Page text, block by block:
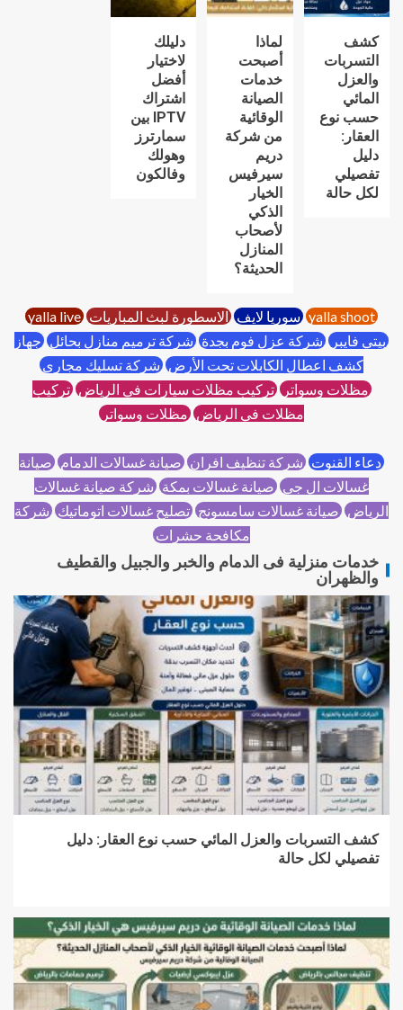
كشف
التسربات
والعزل
المائي
حسب نوع
العقار:
دليل
تفصيلي
لكل حالة
لماذا
أصبحت
خدمات
الصيانة
الوقائية
من شركة
دريم
سيرفيس
الخيار
الذكي
لأصحاب
المنازل
الحديثة؟
دليلك
لاختيار
أفضل
اشتراك
IPTV بين
سمارترز
وهولك
وفالكون
yalla shoot سوريا لايفالاسطورة لبث المبارياتyalla live
بيتي فايبرشركة عزل فوم بجدةشركة ترميم منازل بحائلجهاز
كشف اعطال الكابلات تحت الأرضشركة تسليك مجاري
مظلات وسواترتركيب مظلات سيارات في الرياضتركيب
مظلات في الرياضمظلات وسواتر
دعاء القنوتشركة تنظيف افرانصيانة غسالات الدمامصيانة
غسالات ال جيصيانة غسالات بمكةشركة صيانة غسالات
الرياضصيانة غسالات سامسونجتصليح غسالات اتوماتيكشركة
مكافحة حشرات
خدمات منزلية فى الدمام والخبر والجبيل والقطيف
والظهران
كشف التسربات والعزل المائي حسب نوع العقار: دليل
تفصيلي لكل حالة